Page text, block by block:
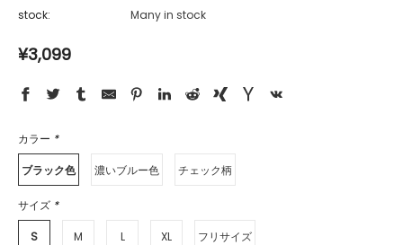
stock:
Many in stock
¥3,099
カラー *
ブラック色 濃いブルー色 チェック柄
サイズ *
S M L XL フリサイズ